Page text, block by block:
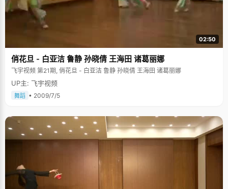
02:50
俏花旦 - 白亚洁 鲁静 孙晓倩 王海田 诸葛丽娜
飞宇视频 第21期, 俏花旦 - 白亚洁 鲁静 孙晓倩 王海田 诸葛丽娜
UP主: 飞宇视频
舞蹈 • 2009/7/5